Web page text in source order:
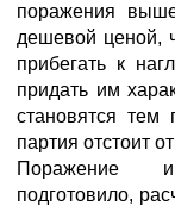
поражения
дешевой ценой,
прибегать к
придать им
становятся тем
партия отстоит
Поражение
подготовило,